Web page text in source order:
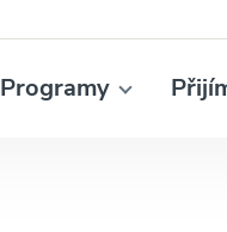
Programy